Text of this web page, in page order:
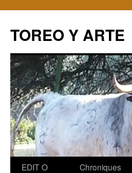
TOREO Y ARTE
Aller
EDIT O
Chroniques